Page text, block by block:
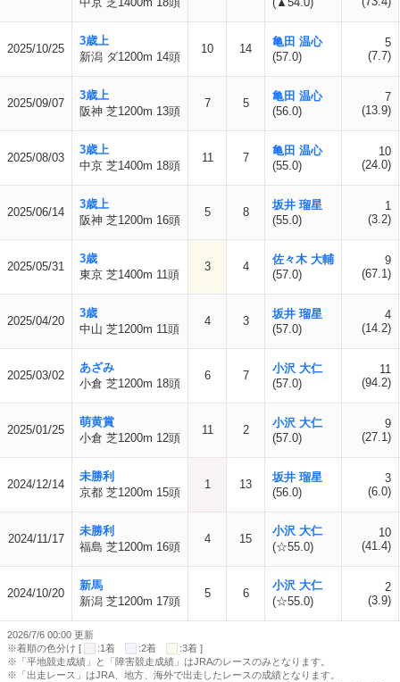
2025/10/25
3歳上
新潟 ダ1200m 14頭
10 14
亀田 温心
(57.0)
5
(7.7)
2025/09/07
3歳上
阪神 芝1200m 13頭
7 5
亀田 温心
(56.0)
7
(13.9)
2025/08/03
3歳上
中京 芝1400m 18頭
11 7
亀田 温心
(55.0)
10
(24.0)
2025/06/14
3歳上
阪神 芝1200m 16頭
5 8
坂井 瑠星
(55.0)
1
(3.2)
2025/05/31
3歳
東京 芝1400m 11頭
3 4
佐々木 大輔
(57.0)
9
(67.1)
2025/04/20
3歳
中山 芝1200m 11頭
4 3
坂井 瑠星
(57.0)
4
(14.2)
2025/03/02
あざみ
小倉 芝1200m 18頭
6 7
小沢 大仁
(57.0)
11
(94.2)
2025/01/25
萌黄賞
小倉 芝1200m 12頭
11 2
小沢 大仁
(57.0)
9
(27.1)
2024/12/14
未勝利
京都 芝1200m 15頭
1 13
坂井 瑠星
(56.0)
3
(6.0)
2024/11/17
未勝利
福島 芝1200m 16頭
4 15
小沢 大仁
(☆55.0)
10
(41.4)
2024/10/20
新馬
新潟 芝1200m 17頭
5 6
小沢 大仁
(☆55.0)
2
(3.9)
2026/7/6 00:00 更新
※着順の色分け [
:1着 :2着
:3着 ]
※「平地競走成績」と「障害競走成績」はJRAのレースのみとなります。
※「出走レース」はJRA、地方、海外で出走したレースの成績となります。